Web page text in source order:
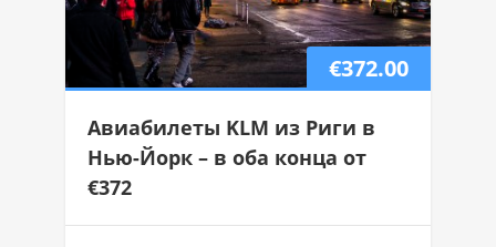
€372.00
Авиабилеты KLM из Риги в
Нью-Йорк – в оба конца от
€372